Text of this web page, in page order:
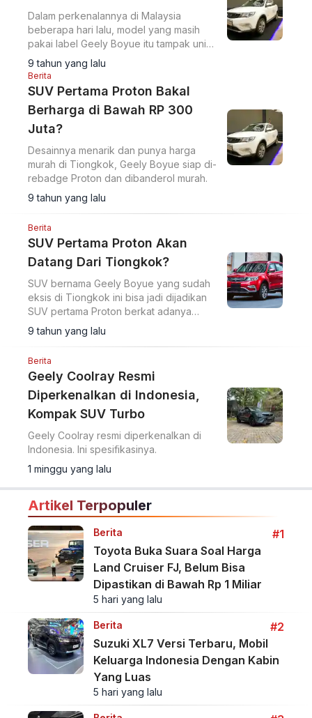
Dalam perkenalannya di Malaysia
beberapa hari lalu, model yang masih
pakai label Geely Boyue itu tampak unik
dengan finishing yang dibuat menggoda.
9 tahun yang lalu
Berita
SUV Pertama Proton Bakal
Berharga di Bawah RP 300
Juta?
Desainnya menarik dan punya harga
murah di Tiongkok, Geely Boyue siap di-
rebadge Proton dan dibanderol murah.
9 tahun yang lalu
Berita
SUV Pertama Proton Akan
Datang Dari Tiongkok?
SUV bernama Geely Boyue yang sudah
eksis di Tiongkok ini bisa jadi dijadikan
SUV pertama Proton berkat adanya
kolaborasi strategis.
9 tahun yang lalu
Berita
Geely Coolray Resmi
Diperkenalkan di Indonesia,
Kompak SUV Turbo
Geely Coolray resmi diperkenalkan di
Indonesia. Ini spesifikasinya.
1 minggu yang lalu
Artikel Terpopuler
Berita
#1
Toyota Buka Suara Soal Harga
Land Cruiser FJ, Belum Bisa
Dipastikan di Bawah Rp 1 Miliar
5 hari yang lalu
Berita
#2
Suzuki XL7 Versi Terbaru, Mobil
Keluarga Indonesia Dengan Kabin
Yang Luas
5 hari yang lalu